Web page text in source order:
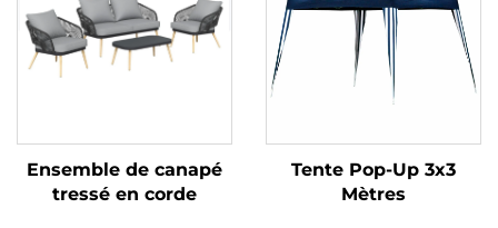
Ensemble de canapé
tressé en corde
Tente Pop-Up 3x3
Mètres